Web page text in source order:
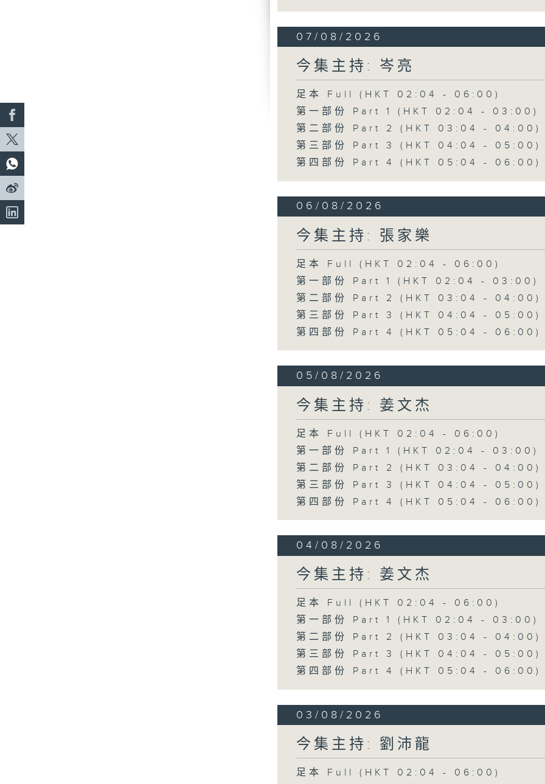
07/08/2026
今集主持: 岑亮
足本 Full (HKT 02:04 - 06:00)
第一部份 Part 1 (HKT 02:04 - 03:00)
第二部份 Part 2 (HKT 03:04 - 04:00)
第三部份 Part 3 (HKT 04:04 - 05:00)
第四部份 Part 4 (HKT 05:04 - 06:00)
06/08/2026
今集主持: 張家樂
足本 Full (HKT 02:04 - 06:00)
第一部份 Part 1 (HKT 02:04 - 03:00)
第二部份 Part 2 (HKT 03:04 - 04:00)
第三部份 Part 3 (HKT 04:04 - 05:00)
第四部份 Part 4 (HKT 05:04 - 06:00)
05/08/2026
今集主持: 姜文杰
足本 Full (HKT 02:04 - 06:00)
第一部份 Part 1 (HKT 02:04 - 03:00)
第二部份 Part 2 (HKT 03:04 - 04:00)
第三部份 Part 3 (HKT 04:04 - 05:00)
第四部份 Part 4 (HKT 05:04 - 06:00)
04/08/2026
今集主持: 姜文杰
足本 Full (HKT 02:04 - 06:00)
第一部份 Part 1 (HKT 02:04 - 03:00)
第二部份 Part 2 (HKT 03:04 - 04:00)
第三部份 Part 3 (HKT 04:04 - 05:00)
第四部份 Part 4 (HKT 05:04 - 06:00)
03/08/2026
今集主持: 劉沛龍
足本 Full (HKT 02:04 - 06:00)